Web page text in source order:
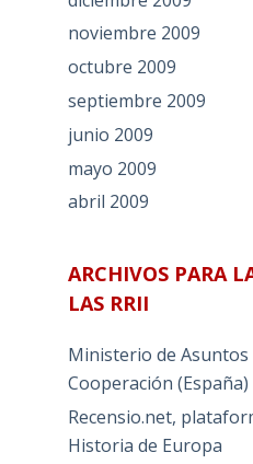
noviembre 2009
octubre 2009
septiembre 2009
junio 2009
mayo 2009
abril 2009
ARCHIVOS PARA
LAS RRII
Ministerio de
Cooperación (España)
Recensio.net,
Historia de Europa